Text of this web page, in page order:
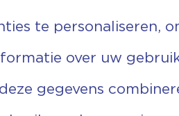
Fiscaal:
Rek.nr:
te personaliseren,
over uw
gegevens